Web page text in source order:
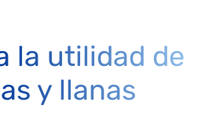
la utilidad de
y llanas